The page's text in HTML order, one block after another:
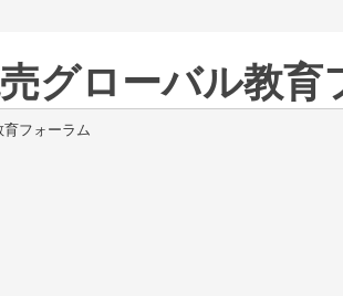
グローバル教育
フォーラム